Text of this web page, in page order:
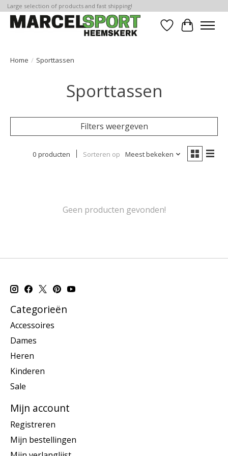
Large selection of products and fast shipping!
Verlanglijst
Home / Sporttassen
Sporttassen
Filters weergeven
0 producten Sorteren op Meest bekeken
Geen producten gevonden!
Categorieën
Accessoires
Dames
Heren
Kinderen
Sale
Mijn account
Registreren
Mijn bestellingen